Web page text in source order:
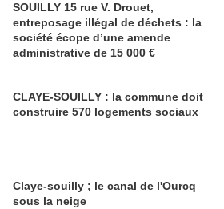
SOUILLY 15 rue V. Drouet,
entreposage illégal de déchets : la
société écope d’une amende
administrative de 15 000 €
CLAYE-SOUILLY : la commune doit
construire 570 logements sociaux
Claye-souilly ; le canal de l'Ourcq
sous la neige